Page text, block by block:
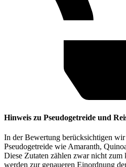
Hinweis zu Pseudogetreide und
In der Bewertung berücksichtigen
Pseudogetreide wie Amaranth,
Diese Zutaten zählen zwar nicht zum
werden zur genaueren Einordnung